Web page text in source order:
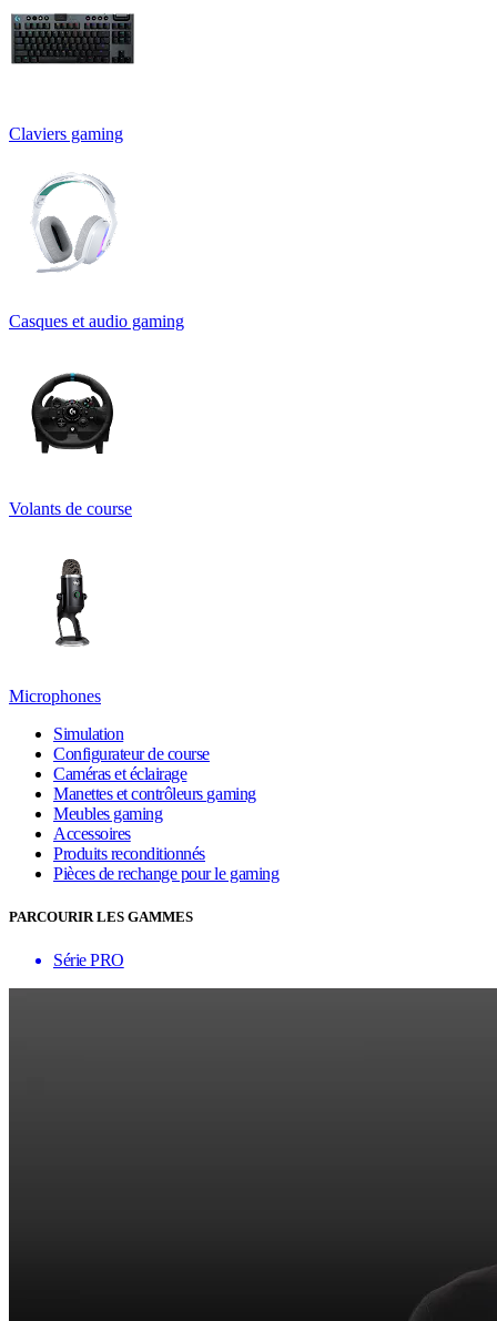
Claviers gaming
Casques et audio gaming
Volants de course
Microphones
Simulation
Configurateur de course
Caméras et éclairage
Manettes et contrôleurs gaming
Meubles gaming
Accessoires
Produits reconditionnés
Pièces de rechange pour le gaming
PARCOURIR LES GAMMES
Série PRO